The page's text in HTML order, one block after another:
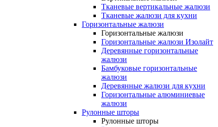
Тканевые вертикальные жалюзи
Тканевые жалюзи для кухни
Горизонтальные жалюзи
Горизонтальные жалюзи
Горизонтальные жалюзи Изолайт
Деревянные горизонтальные
жалюзи
Бамбуковые горизонтальные
жалюзи
Деревянные жалюзи для кухни
Горизонтальные алюминиевые
жалюзи
Рулонные шторы
Рулонные шторы